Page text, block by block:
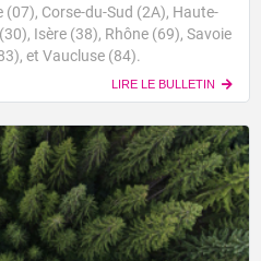
Corse-du-Sud (2A), Haute-
Isère (38), Rhône (69), Savoie
et Vaucluse (84).
LIRE LE BULLETIN